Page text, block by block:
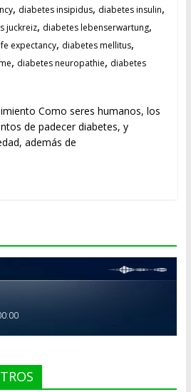
, diabetes insipidus, diabetes insulin,
juckreiz, diabetes lebenserwartung,
expectancy, diabetes mellitus,
, diabetes neuropathie, diabetes
Como seres humanos, los
de padecer diabetes, y
además de